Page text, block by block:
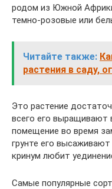
родом из Южной
темно-розовые или
Читайте также:
растения в саду,
Это растение
всего его выращивают
помещение во время
грунте его
кринум любит
Самые популярные